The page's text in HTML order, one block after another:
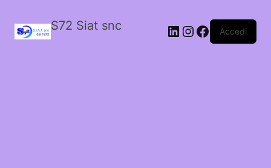
S72 Siat snc LinkedIn
Instagram
Facebook
Accedi